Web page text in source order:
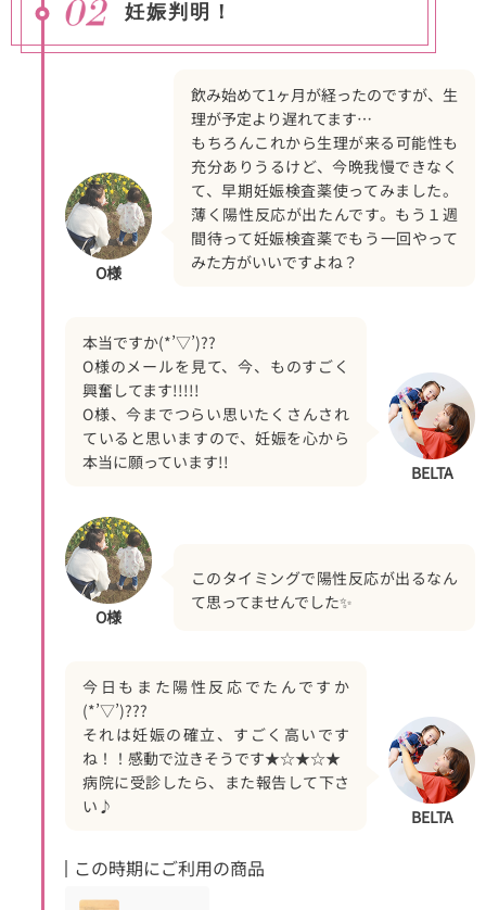
妊娠判明！
O様
飲み始めて1ヶ月が経ったのですが、生
理が予定より遅れてます…
もちろんこれから生理が来る可能性も
充分ありうるけど、今晩我慢できなく
て、早期妊娠検査薬使ってみました。
薄く陽性反応が出たんです。もう１週
間待って妊娠検査薬でもう一回やって
みた方がいいですよね？
BELTA
本当ですか(*’▽’)??
O様のメールを見て、今、ものすごく
興奮してます!!!!!
O様、今までつらい思いたくさんされ
ていると思いますので、妊娠を心から
本当に願っています!!
O様
このタイミングで陽性反応が出るなん
て思ってませんでした✨
BELTA
今日もまた陽性反応でたんですか
(*’▽’)???
それは妊娠の確立、すごく高いです
ね！！感動で泣きそうです★☆★☆★
病院に受診したら、また報告して下さ
い♪
この時期にご利用の商品